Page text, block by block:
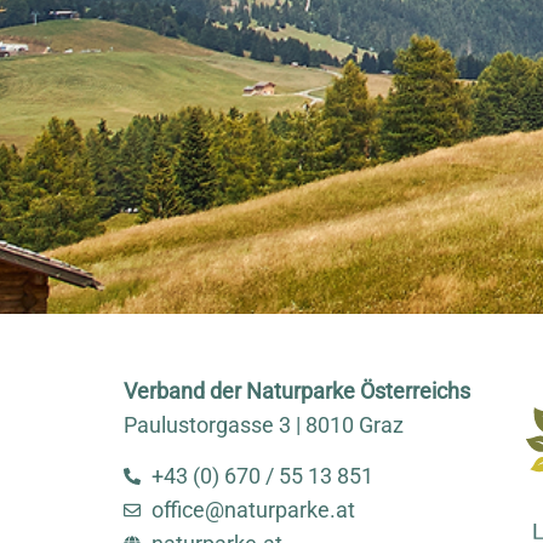
Verband der Naturparke Österreichs
Paulustorgasse 3 | 8010 Graz
+43 (0) 670 / 55 13 851
office@naturparke.at